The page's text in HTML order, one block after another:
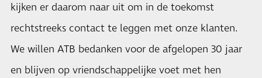
kijken er daarom naar uit om in de toekomst
rechtstreeks contact te leggen met onze klanten.
We willen ATB bedanken voor de afgelopen 30 jaar
en blijven op vriendschappelijke voet met hen